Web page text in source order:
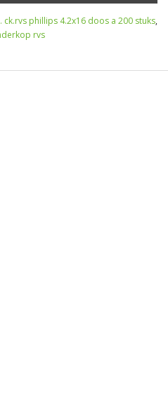
phillips 4.2x16 doos a 200 stuks,
rvs